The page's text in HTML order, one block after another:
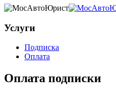
Услуги
Подписка
Оплата
Оплата подписки